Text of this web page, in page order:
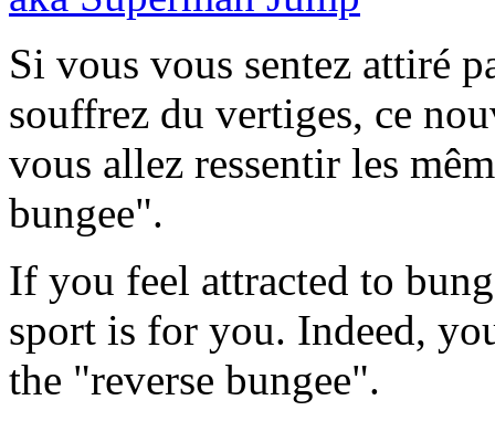
Si vous vous sentez attiré
souffrez du vertiges, ce
vous allez ressentir les
bungee".
If you feel attracted to
sport is for you. Indeed,
the "reverse bungee".